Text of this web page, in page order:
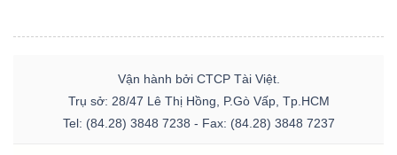
Vận hành bởi CTCP Tài Việt.
Trụ sở: 28/47 Lê Thị Hồng, P.Gò Vấp, Tp.HCM
Tel: (84.28) 3848 7238 - Fax: (84.28) 3848 7237